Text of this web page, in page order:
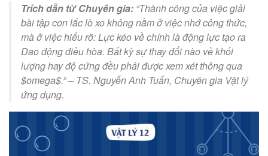
Trích dẫn từ Chuyên gia: “Thành công của việc giải
bài tập con lắc lò xo không nằm ở việc nhớ công thức,
mà ở việc hiểu rõ: Lực kéo về chính là động lực tạo ra
Dao động điều hòa. Bất kỳ sự thay đổi nào về khối
lượng hay độ cứng đều phải được xem xét thông qua
$omega$.” – TS. Nguyễn Anh Tuấn, Chuyên gia Vật lý
ứng dụng.